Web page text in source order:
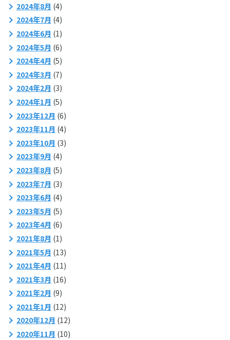
2024年8月 (4)
2024年7月 (4)
2024年6月 (1)
2024年5月 (6)
2024年4月 (5)
2024年3月 (7)
2024年2月 (3)
2024年1月 (5)
2023年12月 (6)
2023年11月 (4)
2023年10月 (3)
2023年9月 (4)
2023年8月 (5)
2023年7月 (3)
2023年6月 (4)
2023年5月 (5)
2023年4月 (6)
2021年8月 (1)
2021年5月 (13)
2021年4月 (11)
2021年3月 (16)
2021年2月 (9)
2021年1月 (12)
2020年12月 (12)
2020年11月 (10)